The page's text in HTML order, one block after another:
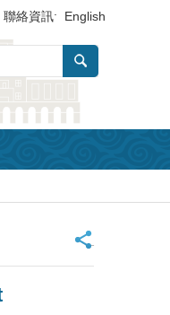
聯絡資訊 English
_